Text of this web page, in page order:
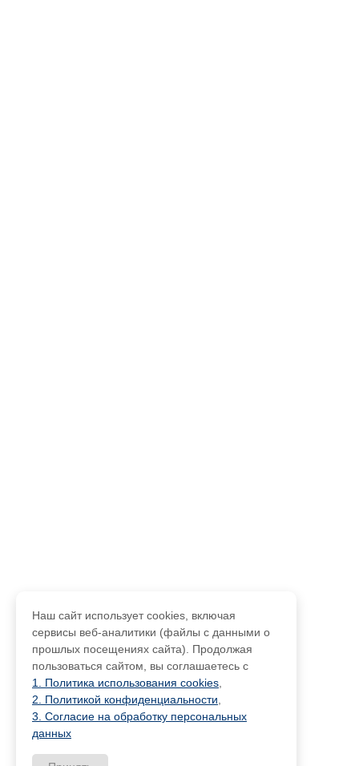
Наш сайт использует cookies, включая
сервисы веб-аналитики (файлы с данными о
прошлых посещениях сайта). Продолжая
пользоваться сайтом, вы соглашаетесь с
1. Политика использования cookies
2. Политикой конфиденциальности
3. Согласие на обработку персональных
данных